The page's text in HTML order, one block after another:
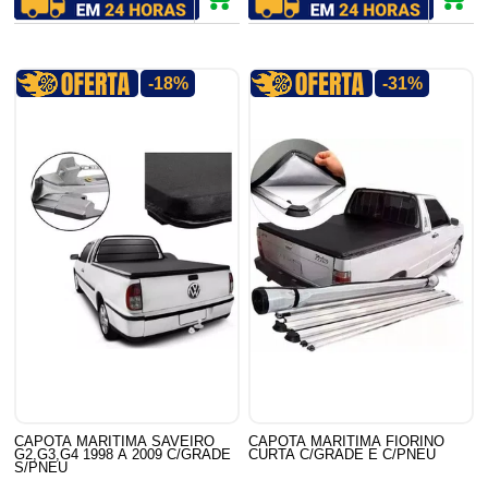
-18%
CAPOTA MARITIMA SAVEIRO
G2,G3,G4 1998 A 2009 C/GRADE
S/PNEU
-31%
CAPOTA MARITIMA FIORINO
CURTA C/GRADE E C/PNEU